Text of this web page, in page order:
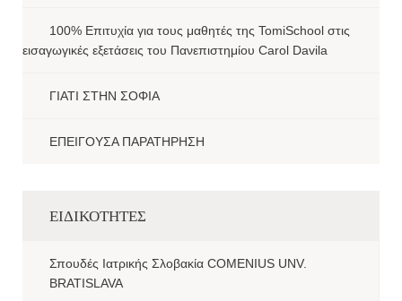
100% Επιτυχία για τους μαθητές της TomiSchool στις
εισαγωγικές εξετάσεις του Πανεπιστημίου Carol Davila
ΓΙΑΤΙ ΣΤΗΝ ΣΟΦΙΑ
ΕΠΕΙΓΟΥΣΑ ΠΑΡΑΤΗΡΗΣΗ
ΕΙΔΙΚΟΤΗΤΕΣ
Σπουδές Ιατρικής Σλοβακία COMENIUS UNV.
BRATISLAVA